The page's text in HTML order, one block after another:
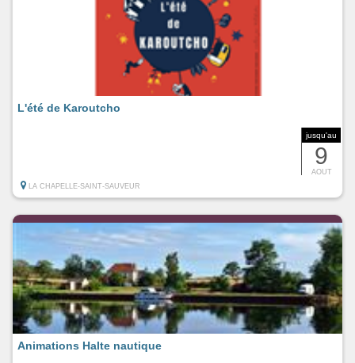
jusqu'au
9
AOUT
L'été de Karoutcho
LA CHAPELLE-SAINT-SAUVEUR
Animations Halte nautique